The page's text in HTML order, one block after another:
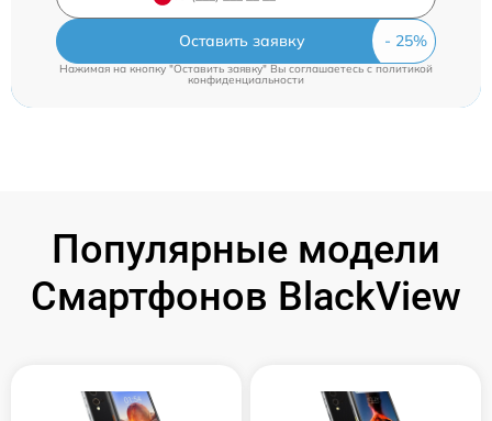
Оставить заявку
Нажимая на кнопку "Оставить заявку" Вы соглашаетесь cполитикой
конфиденциальности
Популярные модели
Смартфонов BlackView